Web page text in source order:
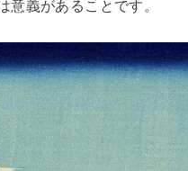
意義があることです。